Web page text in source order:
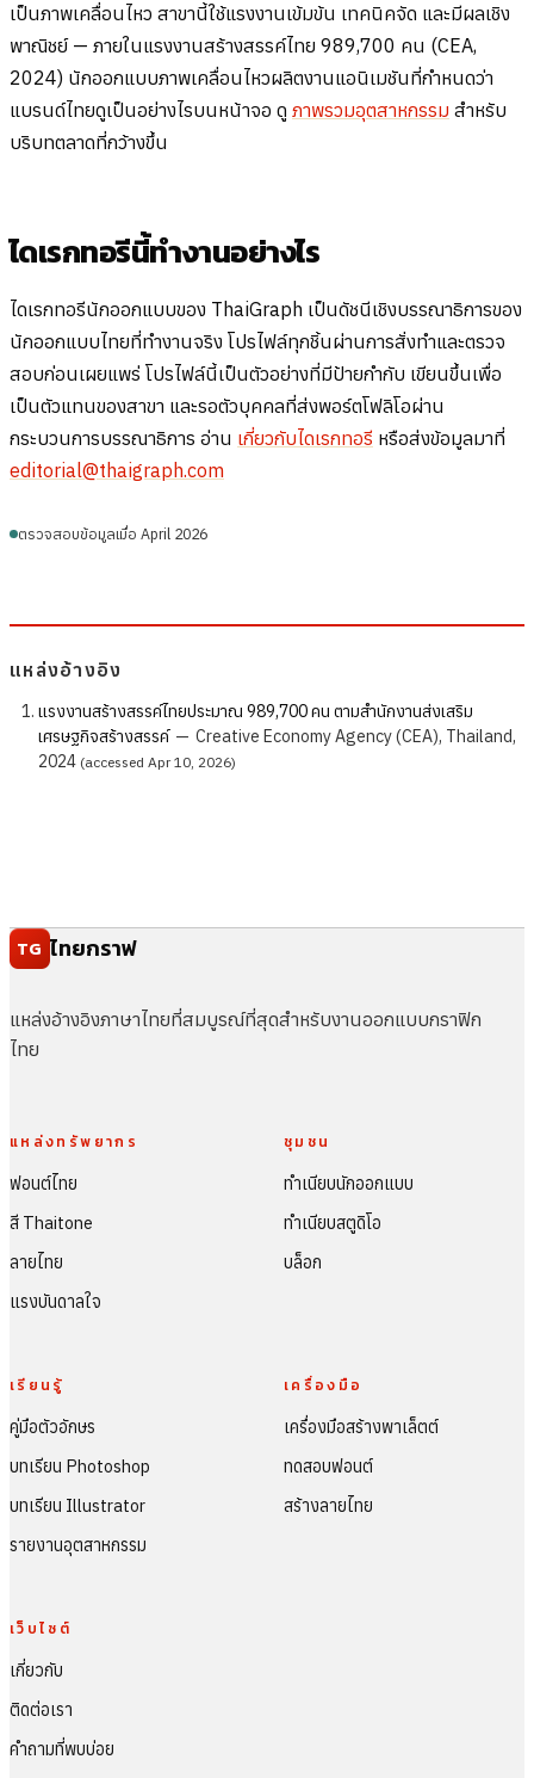
เป็นภาพเคลื่อนไหว สาขานี้ใช้แรงงานเข้มข้น เทคนิคจัด และมีผลเชิง
พาณิชย์ — ภายในแรงงานสร้างสรรค์ไทย 989,700 คน (CEA,
2024) นักออกแบบภาพเคลื่อนไหวผลิตงานแอนิเมชันที่กำหนดว่า
แบรนด์ไทยดูเป็นอย่างไรบนหน้าจอ ดู ภาพรวมอุตสาหกรรม สำหรับ
บริบทตลาดที่กว้างขึ้น
ไดเรกทอรีนี้ทำงานอย่างไร
ไดเรกทอรีนักออกแบบของ ThaiGraph เป็นดัชนีเชิงบรรณาธิการของ
นักออกแบบไทยที่ทำงานจริง โปรไฟล์ทุกชิ้นผ่านการสั่งทำและตรวจ
สอบก่อนเผยแพร่ โปรไฟล์นี้เป็นตัวอย่างที่มีป้ายกำกับ เขียนขึ้นเพื่อ
เป็นตัวแทนของสาขา และรอตัวบุคคลที่ส่งพอร์ตโฟลิโอผ่าน
กระบวนการบรรณาธิการ อ่าน เกี่ยวกับไดเรกทอรี หรือส่งข้อมูลมาที่
editorial@thaigraph.com
ตรวจสอบข้อมูลเมื่อ April 2026
แหล่งอ้างอิง
แรงงานสร้างสรรค์ไทยประมาณ 989,700 คน ตามสำนักงานส่งเสริม
เศรษฐกิจสร้างสรรค์ — Creative Economy Agency (CEA), Thailand,
2024 (accessed Apr 10, 2026)
TG ไทยกราฟ
แหล่งอ้างอิงภาษาไทยที่สมบูรณ์ที่สุดสำหรับงานออกแบบกราฟิก
ไทย
แหล่งทรัพยากร
ฟอนต์ไทย
สี Thaitone
ลายไทย
แรงบันดาลใจ
ชุมชน
ทำเนียบนักออกแบบ
ทำเนียบสตูดิโอ
บล็อก
เรียนรู้
คู่มือตัวอักษร
บทเรียน Photoshop
บทเรียน Illustrator
รายงานอุตสาหกรรม
เครื่องมือ
เครื่องมือสร้างพาเล็ตต์
ทดสอบฟอนต์
สร้างลายไทย
เว็บไซต์
เกี่ยวกับ
ติดต่อเรา
คำถามที่พบบ่อย